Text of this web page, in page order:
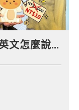
(免費試讀)【Podcast 這句英文怎麼說 (影音版)】#271 得了便宜還賣乖